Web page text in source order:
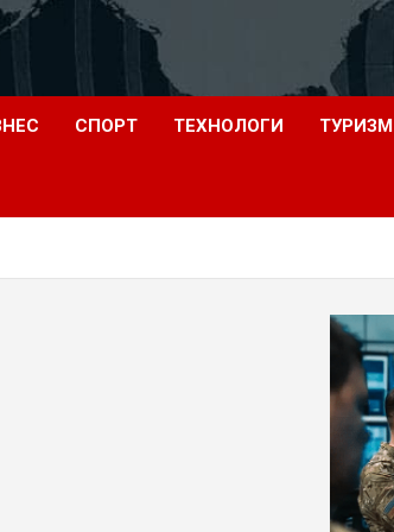
СПОРТ ТЕХНОЛОГИ ТУРИЗМ